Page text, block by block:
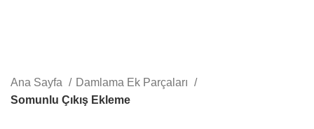
Ana Sayfa
Damlama Ek Parçaları
Somunlu Çıkış Ekleme